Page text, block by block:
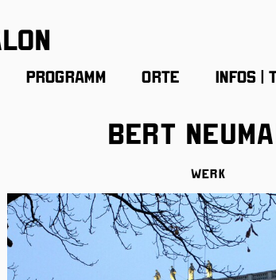
Programm Orte Infos |
Bert
Werk